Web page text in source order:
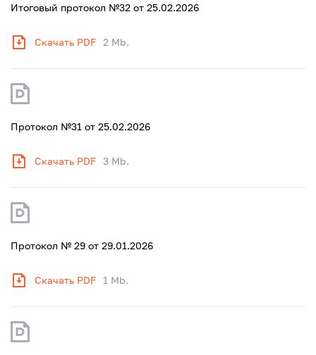
Итоговый протокол №32 от 25.02.2026
Скачать PDF 2 Mb.
Протокол №31 от 25.02.2026
Скачать PDF 3 Mb.
Протокол № 29 от 29.01.2026
Скачать PDF 1 Mb.